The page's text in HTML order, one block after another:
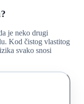
je neko drugi
Kod čistog vlastitog
svako snosi